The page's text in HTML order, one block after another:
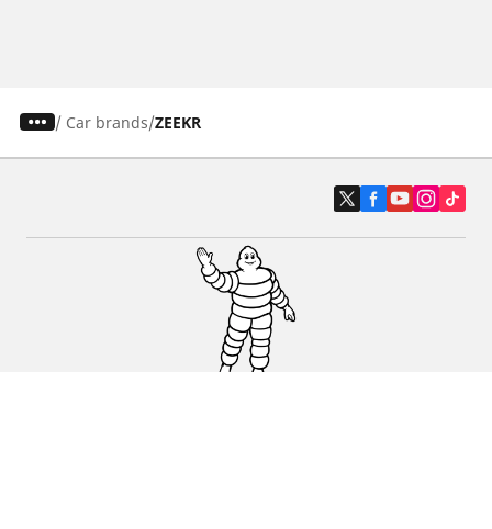
/ Car brands ZEEKR